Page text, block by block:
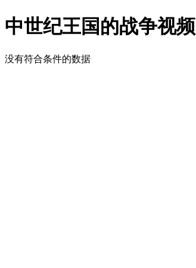
中世纪王国的战争视频
没有符合条件的数据